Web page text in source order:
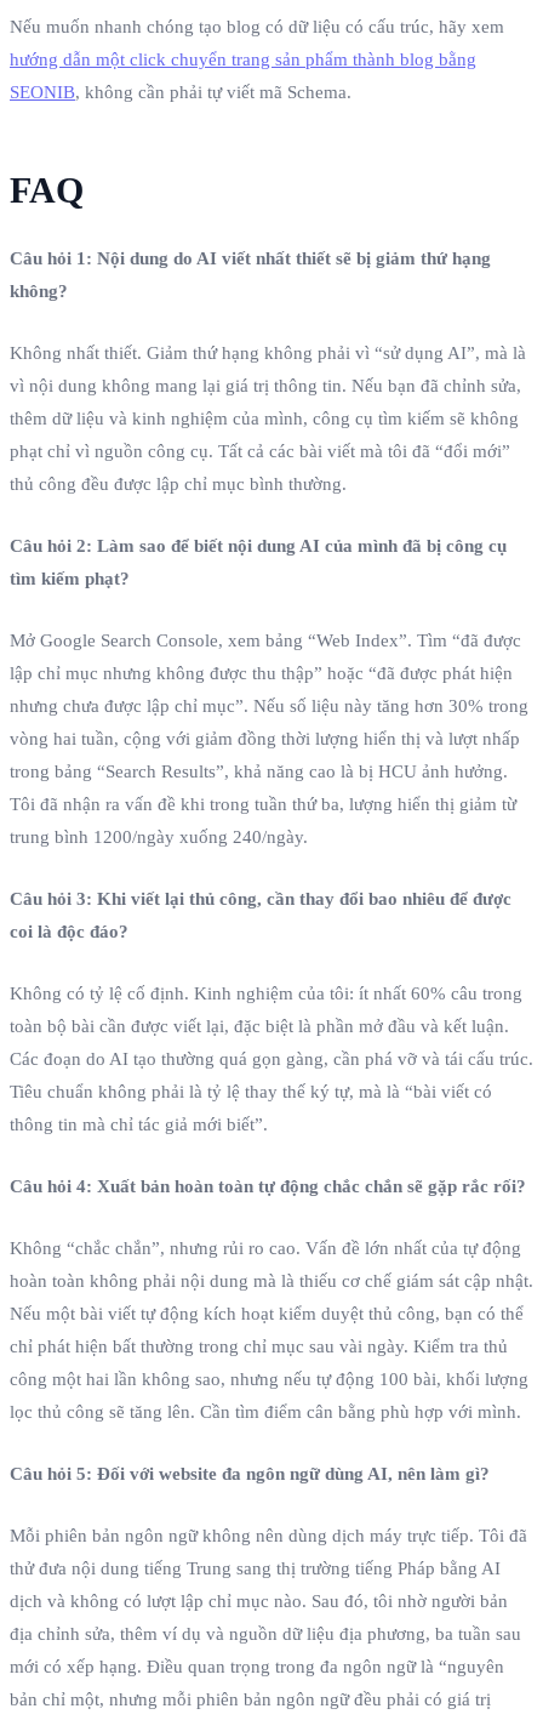
Nếu muốn nhanh chóng tạo blog có dữ liệu có cấu trúc, hãy xem
hướng dẫn một click chuyển trang sản phẩm thành blog bằng
SEONIB, không cần phải tự viết mã Schema.
FAQ
Câu hỏi 1: Nội dung do AI viết nhất thiết sẽ bị giảm thứ hạng
không?
Không nhất thiết. Giảm thứ hạng không phải vì “sử dụng AI”, mà là
vì nội dung không mang lại giá trị thông tin. Nếu bạn đã chỉnh sửa,
thêm dữ liệu và kinh nghiệm của mình, công cụ tìm kiếm sẽ không
phạt chỉ vì nguồn công cụ. Tất cả các bài viết mà tôi đã “đổi mới”
thủ công đều được lập chỉ mục bình thường.
Câu hỏi 2: Làm sao để biết nội dung AI của mình đã bị công cụ
tìm kiếm phạt?
Mở Google Search Console, xem bảng “Web Index”. Tìm “đã được
lập chỉ mục nhưng không được thu thập” hoặc “đã được phát hiện
nhưng chưa được lập chỉ mục”. Nếu số liệu này tăng hơn 30% trong
vòng hai tuần, cộng với giảm đồng thời lượng hiển thị và lượt nhấp
trong bảng “Search Results”, khả năng cao là bị HCU ảnh hưởng.
Tôi đã nhận ra vấn đề khi trong tuần thứ ba, lượng hiển thị giảm từ
trung bình 1200/ngày xuống 240/ngày.
Câu hỏi 3: Khi viết lại thủ công, cần thay đổi bao nhiêu để được
coi là độc đáo?
Không có tỷ lệ cố định. Kinh nghiệm của tôi: ít nhất 60% câu trong
toàn bộ bài cần được viết lại, đặc biệt là phần mở đầu và kết luận.
Các đoạn do AI tạo thường quá gọn gàng, cần phá vỡ và tái cấu trúc.
Tiêu chuẩn không phải là tỷ lệ thay thế ký tự, mà là “bài viết có
thông tin mà chỉ tác giả mới biết”.
Câu hỏi 4: Xuất bản hoàn toàn tự động chắc chắn sẽ gặp rắc rối?
Không “chắc chắn”, nhưng rủi ro cao. Vấn đề lớn nhất của tự động
hoàn toàn không phải nội dung mà là thiếu cơ chế giám sát cập nhật.
Nếu một bài viết tự động kích hoạt kiểm duyệt thủ công, bạn có thể
chỉ phát hiện bất thường trong chỉ mục sau vài ngày. Kiểm tra thủ
công một hai lần không sao, nhưng nếu tự động 100 bài, khối lượng
lọc thủ công sẽ tăng lên. Cần tìm điểm cân bằng phù hợp với mình.
Câu hỏi 5: Đối với website đa ngôn ngữ dùng AI, nên làm gì?
Mỗi phiên bản ngôn ngữ không nên dùng dịch máy trực tiếp. Tôi đã
thử đưa nội dung tiếng Trung sang thị trường tiếng Pháp bằng AI
dịch và không có lượt lập chỉ mục nào. Sau đó, tôi nhờ người bản
địa chỉnh sửa, thêm ví dụ và nguồn dữ liệu địa phương, ba tuần sau
mới có xếp hạng. Điều quan trọng trong đa ngôn ngữ là “nguyên
bản chỉ một, nhưng mỗi phiên bản ngôn ngữ đều phải có giá trị